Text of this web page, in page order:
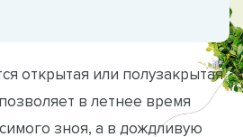
открытая или полузакрытая
в летнее время
зноя, а в дождливую